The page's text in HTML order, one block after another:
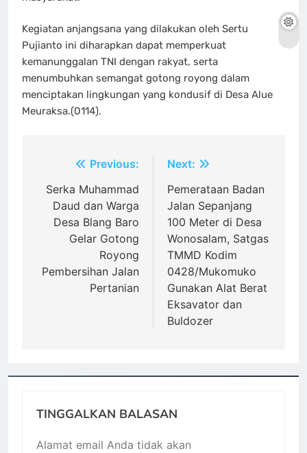
Kegiatan anjangsana yang dilakukan oleh Sertu
Pujianto ini diharapkan dapat memperkuat
kemanunggalan TNI dengan rakyat, serta
menumbuhkan semangat gotong royong dalam
menciptakan lingkungan yang kondusif di Desa Alue
Meuraksa.(0114).
Navigasi
pos
Previous:
Serka Muhammad
Daud dan Warga
Desa Blang Baro
Gelar Gotong
Royong
Pembersihan Jalan
Pertanian
Next:
Pemerataan Badan
Jalan Sepanjang
100 Meter di Desa
Wonosalam, Satgas
TMMD Kodim
0428/Mukomuko
Gunakan Alat Berat
Eksavator dan
Buldozer
TINGGALKAN BALASAN
Alamat email Anda tidak akan